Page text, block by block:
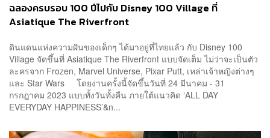
ฉลองครบรอบ 100 ปีไปกับ Disney 100 Village ที่
Asiatique The Riverfront
ดินแดนแห่งความฝันของเด็กๆ ได้มาอยู่ที่ไทยแล้ว กับ Disney 100
Village จัดขึ้นที่ Asiatique The Riverfront แบบจัดเต็ม ไม่ว่าจะเป็นตัว
ละครจาก Frozen, Marvel Universe, Pixar Putt, เหล่าเจ้าหญิงต่างๆ
และ Star Wars โดยงานครั้งนี้จัดขึ้นวันที่ 24 มีนาคม - 31
กรกฎาคม 2023 แบบทั้งวันทั้งคืน ภายใต้แนวคิด ‘ALL DAY
EVERYDAY HAPPINESS’&n...